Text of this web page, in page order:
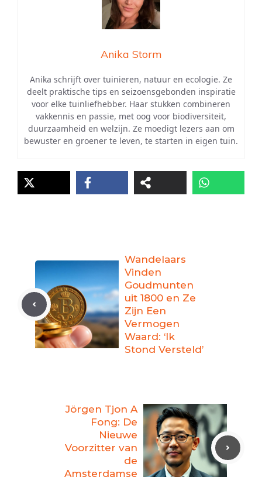
Anika Storm
Anika schrijft over tuinieren, natuur en ecologie. Ze
deelt praktische tips en seizoensgebonden inspiratie
voor elke tuinliefhebber. Haar stukken combineren
vakkennis en passie, met oog voor biodiversiteit,
duurzaamheid en welzijn. Ze moedigt lezers aan om
bewuster en groener te leven, te starten in eigen tuin.
Wandelaars
Vinden
Goudmunten
uit 1800 en Ze
Zijn Een
Vermogen
Waard: ‘Ik
Stond Versteld’
Jörgen Tjon A
Fong: De
Nieuwe
Voorzitter van
de
Amsterdamse